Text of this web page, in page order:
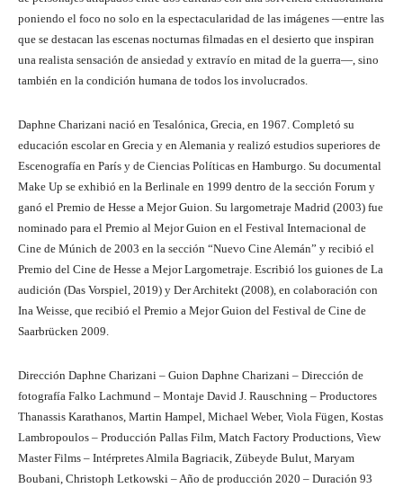
poniendo el foco no solo en la espectacularidad de las imágenes —entre las
que se destacan las escenas nocturnas filmadas en el desierto que inspiran
una realista sensación de ansiedad y extravío en mitad de la guerra—, sino
también en la condición humana de todos los involucrados.
Daphne Charizani nació en Tesalónica, Grecia, en 1967. Completó su
educación escolar en Grecia y en Alemania y realizó estudios superiores de
Escenografía en París y de Ciencias Políticas en Hamburgo. Su documental
Make Up se exhibió en la Berlinale en 1999 dentro de la sección Forum y
ganó el Premio de Hesse a Mejor Guion. Su largometraje Madrid (2003) fue
nominado para el Premio al Mejor Guion en el Festival Internacional de
Cine de Múnich de 2003 en la sección “Nuevo Cine Alemán” y recibió el
Premio del Cine de Hesse a Mejor Largometraje. Escribió los guiones de La
audición (Das Vorspiel, 2019) y Der Architekt (2008), en colaboración con
Ina Weisse, que recibió el Premio a Mejor Guion del Festival de Cine de
Saarbrücken 2009.
Dirección Daphne Charizani – Guion Daphne Charizani – Dirección de
fotografía Falko Lachmund – Montaje David J. Rauschning – Productores
Thanassis Karathanos, Martin Hampel, Michael Weber, Viola Fügen, Kostas
Lambropoulos – Producción Pallas Film, Match Factory Productions, View
Master Films – Intérpretes Almila Bagriacik, Zübeyde Bulut, Maryam
Boubani, Christoph Letkowski – Año de producción 2020 – Duración 93